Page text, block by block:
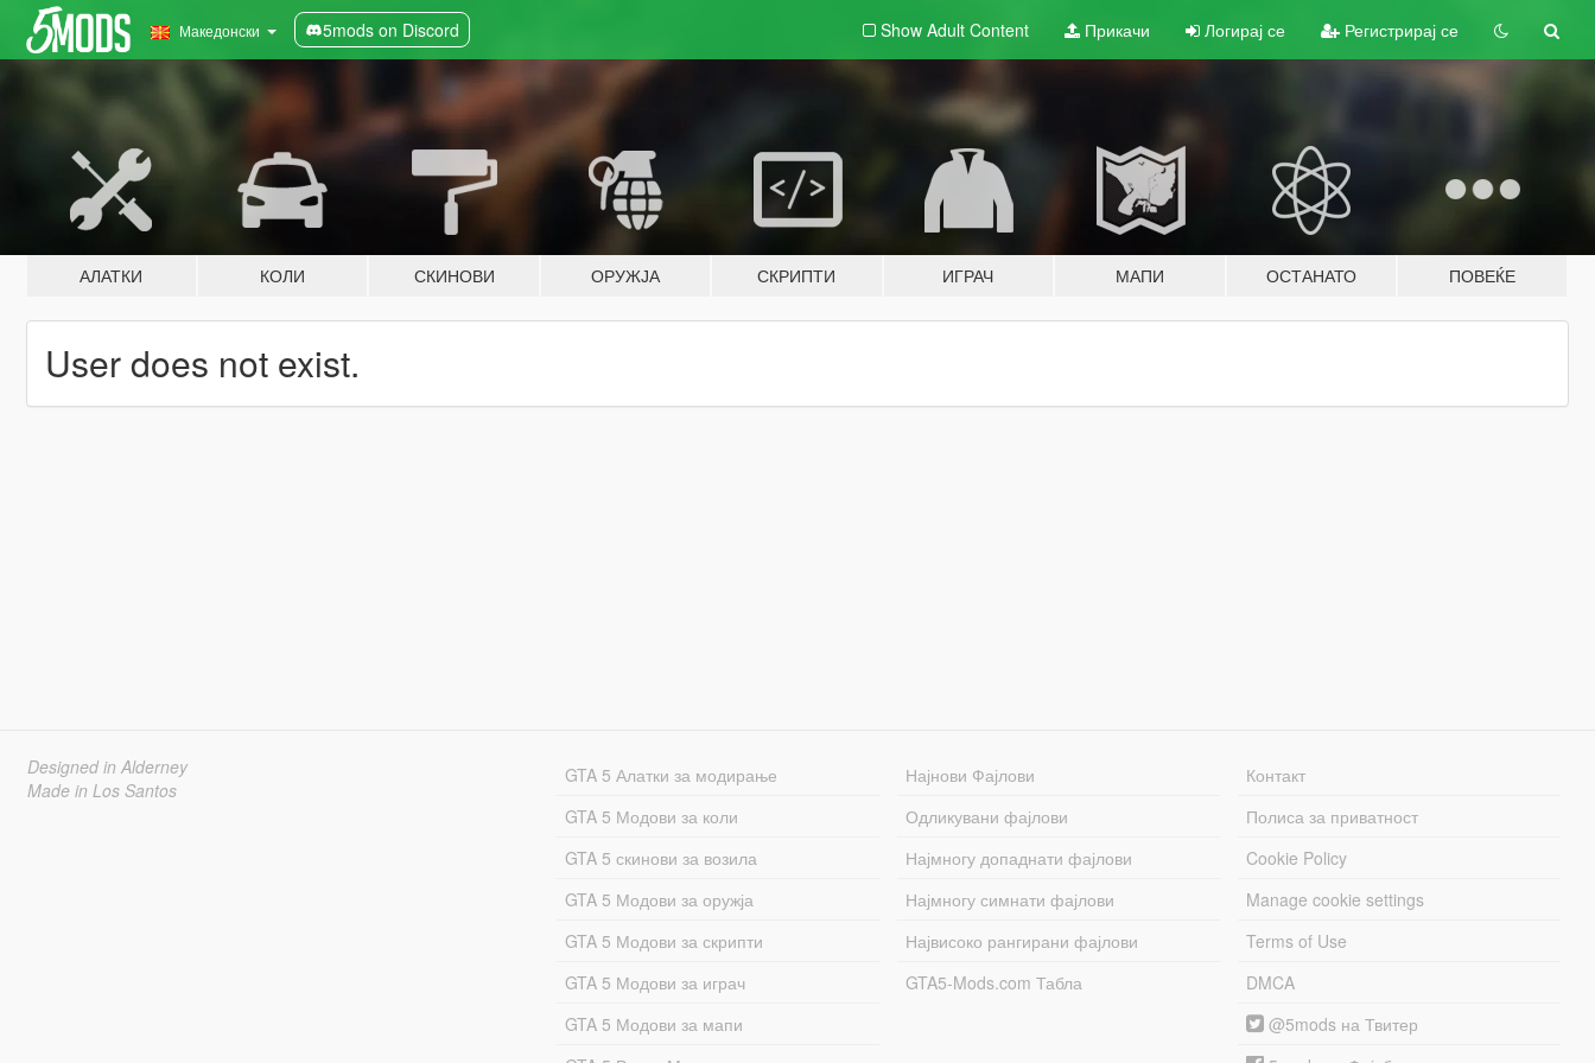
Македонски 5mods on Discord Show Adult Content Прикачи Логирај се Регистрирај се
АЛАТКИ КОЛИ СКИНОВИ ОРУЖЈА СКРИПТИ ИГРАЧ МАПИ ОСТАНАТО ПОВЕЌЕ
User does not exist.
Designed in Alderney
Made in Los Santos
GTA 5 Алатки за модирање
GTA 5 Модови за коли
GTA 5 скинови за возила
GTA 5 Модови за оружја
GTA 5 Модови за скрипти
GTA 5 Модови за играч
GTA 5 Модови за мапи
Најнови Фајлови
Одликувани фајлови
Најмногу допаднати фајлови
Најмногу симнати фајлови
Највисоко рангирани фајлови
GTA5-Mods.com Табла
Контакт
Полиса за приватност
Cookie Policy
Manage cookie settings
Terms of Use
DMCA
@5mods на Твитер